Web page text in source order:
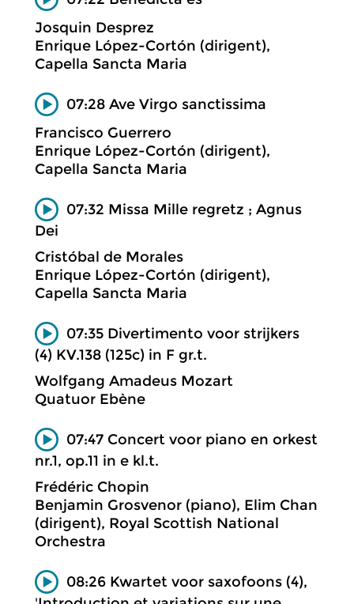
Josquin Desprez
Enrique López-Cortón (dirigent),
Capella Sancta Maria
07:28 Ave Virgo sanctissima
Francisco Guerrero
Enrique López-Cortón (dirigent),
Capella Sancta Maria
07:32 Missa Mille regretz ; Agnus
Dei
Cristóbal de Morales
Enrique López-Cortón (dirigent),
Capella Sancta Maria
07:35 Divertimento voor strijkers
(4) KV.138 (125c) in F gr.t.
Wolfgang Amadeus Mozart
Quatuor Ebène
07:47 Concert voor piano en orkest
nr.1, op.11 in e kl.t.
Frédéric Chopin
Benjamin Grosvenor (piano), Elim Chan
(dirigent), Royal Scottish National
Orchestra
08:26 Kwartet voor saxofoons (4),